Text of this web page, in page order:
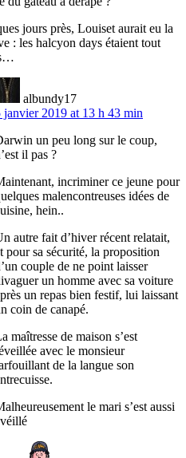
jours près, Louiset aurait eu la
: les halcyon days étaient tout
albundy17
janvier 2019 at 13 h 43 min
un peu long sur le coup,
il pas ?
incriminer ce jeune pour
malencontreuses idées de
hein..
autre fait d’hiver récent relatait,
pour sa sécurité, la proposition
couple de ne point laisser
un homme avec sa voiture
un repas bien festif, lui laissant
coin de canapé.
maîtresse de maison s’est
avec le monsieur
de la langue son
le mari s’est aussi